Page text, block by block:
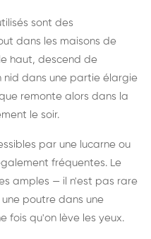
sont des
dans les maisons de
haut, descend de
nid dans une partie élargie
remonte alors dans la
le soir.
par une lucarne ou
fréquentes. Le
amples — il n'est pas rare
poutre dans une
fois qu'on lève les yeux.